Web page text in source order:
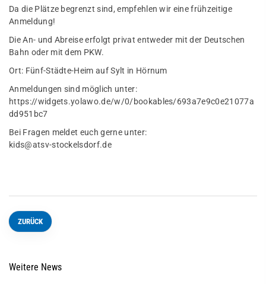
Da die Plätze begrenzt sind, empfehlen wir eine frühzeitige
Anmeldung!
Die An- und Abreise erfolgt privat entweder mit der Deutschen
Bahn oder mit dem PKW.
Ort: Fünf-Städte-Heim auf Sylt in Hörnum
Anmeldungen sind möglich unter:
https://widgets.yolawo.de/w/0/bookables/693a7e9c0e21077a
dd951bc7
Bei Fragen meldet euch gerne unter:
kids@atsv-stockelsdorf.de
ZURÜCK
Weitere News